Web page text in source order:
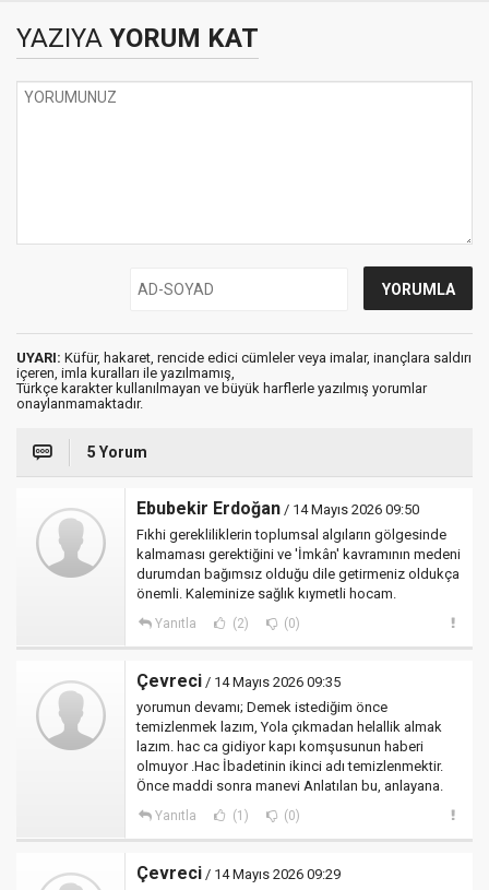
YAZIYA YORUM KAT
UYARI: Küfür, hakaret, rencide edici cümleler veya imalar, inançlara saldırı
içeren, imla kuralları ile yazılmamış,
Türkçe karakter kullanılmayan ve büyük harflerle yazılmış yorumlar
onaylanmamaktadır.
5 Yorum
Ebubekir Erdoğan / 14 Mayıs 2026 09:50
Fıkhi gerekliliklerin toplumsal algıların gölgesinde
kalmaması gerektiğini ve 'İmkân' kavramının medeni
durumdan bağımsız olduğu dile getirmeniz oldukça
önemli. Kaleminize sağlık kıymetli hocam.
Yanıtla (2) (0)
Çevreci / 14 Mayıs 2026 09:35
yorumun devamı; Demek istediğim önce
temizlenmek lazım, Yola çıkmadan helallik almak
lazım. hac ca gidiyor kapı komşusunun haberi
olmuyor .Hac İbadetinin ikinci adı temizlenmektir.
Önce maddi sonra manevi Anlatılan bu, anlayana.
Yanıtla (1) (0)
Çevreci / 14 Mayıs 2026 09:29